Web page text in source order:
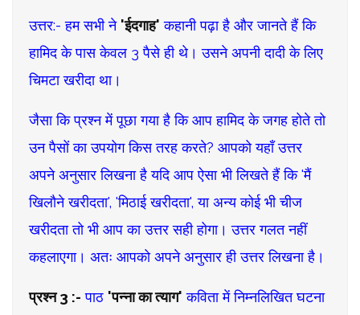
उत्तर:- हम सभी ने 'ईदगाह' कहानी पढ़ा है और जानते हैं कि
हामिद के पास केवल 3 पैसे ही थे। उसने अपनी दादी के लिए
चिमटा खरीदा था।
जैसा कि प्रश्न में पूछा गया है कि आप हामिद के जगह होते तो
उन पैसों का उपयोग किस तरह करते? आपको यहाँ उत्तर
अपने अनुसार लिखना है यदि आप ऐसा भी लिखते हैं कि 'मैं
खिलौने खरीदता', 'मिठाई खरीदता', या अन्य कोई भी चीज
खरीदता तो भी आप का उत्तर सही होगा। उत्तर गलत नहीं
कहलाएगा। अतः आपको अपने अनुसार ही उत्तर लिखना है।
प्रश्न 3 :- पाठ 'पन्ना का त्याग' कविता में निम्नलिखित घटना